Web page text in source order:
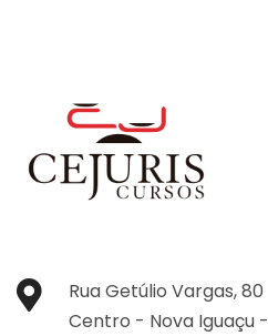
Rua Getúlio Vargas, 80
Centro - Nova Iguaçu -